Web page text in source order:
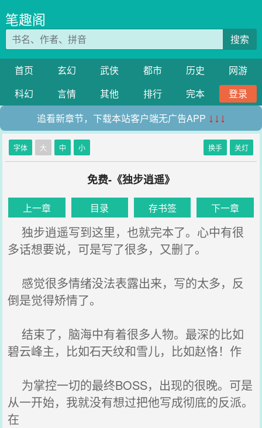
笔趣阁
搜索
首页 玄幻 武侠 都市 历史
网游
科幻
言情 其他 排行 完本
登录
追看新章节，下载本站客户端无广告APP ↓↓↓
字体 大 中 小 换手 关灯
免费-《独步逍遥》
上一章 目录 存书签 下一章
独步逍遥写到这里，也就完本了。心中有很
多话想要说，可是写了很多，又删了。
感觉很多情绪没法表露出来，写的太多，反
倒是觉得矫情了。
结束了，脑海中有着很多人物。最深的比如
碧云峰主，比如石天纹和雪儿，比如赵恪！作
为掌控一切的最终BOSS，出现的很晚。可是
从一开始，我就没有想过把他写成彻底的反派。
在